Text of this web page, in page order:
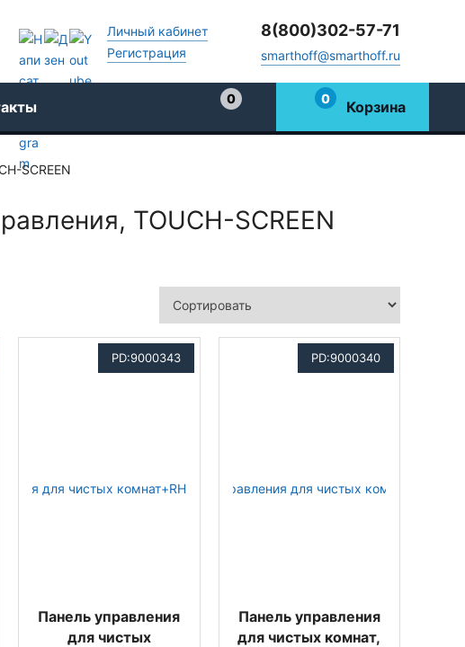
Личный кабинет
Регистрация
8(800)302-57-71
smarthoff@smarthoff.ru
0
0 Корзина
SCREEN
TOUCH-SCREEN
PD:9000343
Панель управления
для чистых
PD:9000340
Панель управления
для чистых комнат,